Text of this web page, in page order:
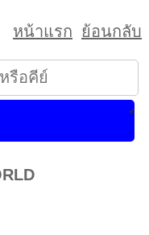
หน้าแรก ย้อนกลับ